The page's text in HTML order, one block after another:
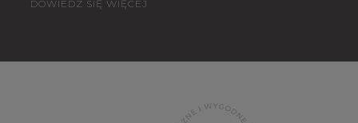
DOWIEDZ SIĘ WIĘCEJ